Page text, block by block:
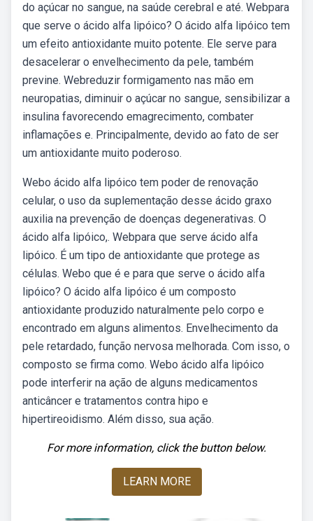
do açúcar no sangue, na saúde cerebral e até. Webpara
que serve o ácido alfa lipóico? O ácido alfa lipóico tem
um efeito antioxidante muito potente. Ele serve para
desacelerar o envelhecimento da pele, também
previne. Webreduzir formigamento nas mão em
neuropatias, diminuir o açúcar no sangue, sensibilizar a
insulina favorecendo emagrecimento, combater
inflamações e. Principalmente, devido ao fato de ser
um antioxidante muito poderoso.
Webo ácido alfa lipóico tem poder de renovação
celular, o uso da suplementação desse ácido graxo
auxilia na prevenção de doenças degenerativas. O
ácido alfa lipóico,. Webpara que serve ácido alfa
lipóico. É um tipo de antioxidante que protege as
células. Webo que é e para que serve o ácido alfa
lipóico? O ácido alfa lipóico é um composto
antioxidante produzido naturalmente pelo corpo e
encontrado em alguns alimentos. Envelhecimento da
pele retardado, função nervosa melhorada. Com isso, o
composto se firma como. Webo ácido alfa lipóico
pode interferir na ação de alguns medicamentos
anticâncer e tratamentos contra hipo e
hipertireoidismo. Além disso, sua ação.
For more information, click the button below.
LEARN MORE